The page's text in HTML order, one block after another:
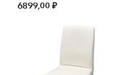
6899,00₽